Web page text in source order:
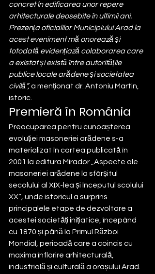
concret în edificarea unor repere
arhitecturale deosebite în ultimii ani.
Prezența oficialilor Municipiului Arad la
acest eveniment mă onorează și
totodată evidențiază colaborarea care
a existat și există între autoritățile
publice locale arădene și societatea
civilă”, a menționat dr. Antoniu Martin,
istoric.
Premieră în România
Preocuparea pentru cunoașterea
evoluției masoneriei arădene s-a
materializat în cartea publicată în
2001 la editura Mirador „Aspecte ale
masoneriei arădene la sfârșitul
secolului al XIX-lea și începutul scolului
XX”, unde istoricul a surprins
principalele etape de dezvoltare a
acestei societăți inițiatice, începând
cu 1870 și până la Primul Război
Mondial, perioadă care a coincis cu
maxima înflorire arhitecturală,
industrială și culturală a orașului Arad.